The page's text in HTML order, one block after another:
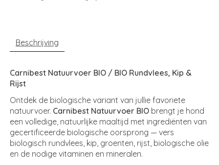
Beschrijving
Carnibest Natuurvoer BIO / BIO Rundvlees, Kip &
Rijst
Ontdek de biologische variant van jullie favoriete
natuurvoer. Carnibest Natuurvoer BIO brengt je hond
een volledige, natuurlijke maaltijd met ingrediënten van
gecertificeerde biologische oorsprong — vers
biologisch rundvlees, kip, groenten, rijst, biologische olie
en de nodige vitaminen en mineralen.